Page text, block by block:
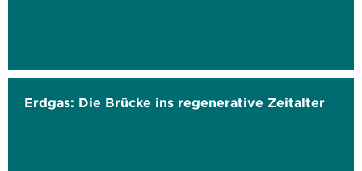
Erdgas: Die Brücke ins regenerative Zeitalter